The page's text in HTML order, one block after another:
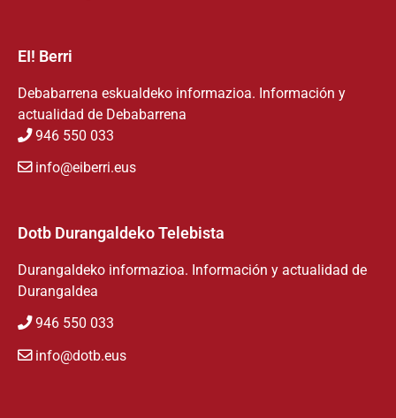
EI! Berri
Debabarrena eskualdeko informazioa. Información y
actualidad de Debabarrena
946 550 033
info@eiberri.eus
Dotb Durangaldeko Telebista
Durangaldeko informazioa. Información y actualidad de
Durangaldea
946 550 033
info@dotb.eus